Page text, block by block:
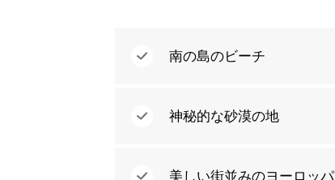
南の島のビーチ
神秘的な砂漠の地
美しい街並みのヨーロッパ